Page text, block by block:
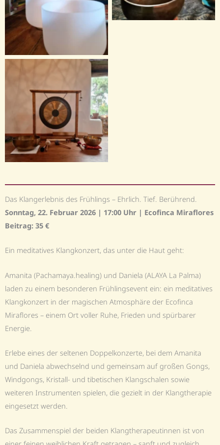
Das Klangerlebnis des Frühlings – Ehrlich. Tief. Berührend.
Sonntag, 22. Februar 2026 | 17:00 Uhr | Ecofinca Miraflores
Beitrag: 35 €
Ein meditatives Klangkonzert, das unter die Haut geht:
Amanita (Pachamaya.healing) und Daniela (ALAYA La Palma)
laden zu einem besonderen Frühlingsevent ein: ein meditatives
Klangkonzert in der magischen Atmosphäre der Ecofinca
Miraflores – einem Ort voller Ruhe, Frieden und spürbarer
Energie.
Erlebe eines der seltenen Doppelkonzerte, bei dem Amanita
und Daniela abwechselnd und gemeinsam auf großen Gongs,
Windgongs, Kristall- und tibetischen Klangschalen sowie
weiteren Instrumenten spielen, die gezielt in der Klangtherapie
eingesetzt werden.
Das Zusammenspiel der beiden Klangtherapeutinnen ist von